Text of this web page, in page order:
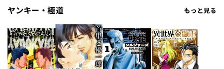
ヤンキー・極道 もっと見る